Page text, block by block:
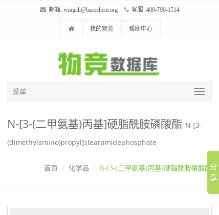
邮箱: wingch@basechem.org 客服: 400-700-1514
我的物竞 帮助中心
菜单
N-[3-(二甲氨基)丙基]硬脂酰胺磷酸酯 N-[3-
(dimethylamino)propyl]stearamidephosphate
首页 化学品 N-[3-(二甲氨基)丙基]硬脂酰胺磷酸酯